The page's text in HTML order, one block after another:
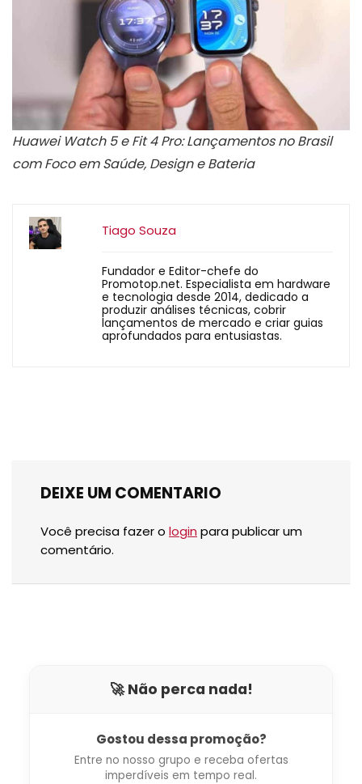
Huawei Watch 5 e Fit 4 Pro: Lançamentos no Brasil
com Foco em Saúde, Design e Bateria
Tiago Souza
Fundador e Editor-chefe do
Promotop.net. Especialista em hardware
e tecnologia desde 2014, dedicado a
produzir análises técnicas, cobrir
lançamentos de mercado e criar guias
aprofundados para entusiastas.
DEIXE UM COMENTARIO
Você precisa fazer o login para publicar um
comentário.
🚀 Não perca nada!
Gostou dessa promoção?
Entre no nosso grupo e receba ofertas
imperdíveis em tempo real.